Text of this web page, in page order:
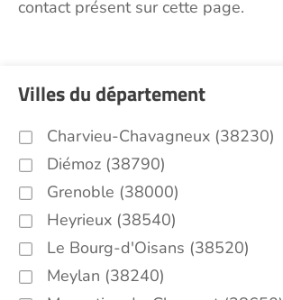
contact présent sur cette page.
Villes du département
Charvieu-Chavagneux (38230)
Diémoz (38790)
Grenoble (38000)
Heyrieux (38540)
Le Bourg-d'Oisans (38520)
Meylan (38240)